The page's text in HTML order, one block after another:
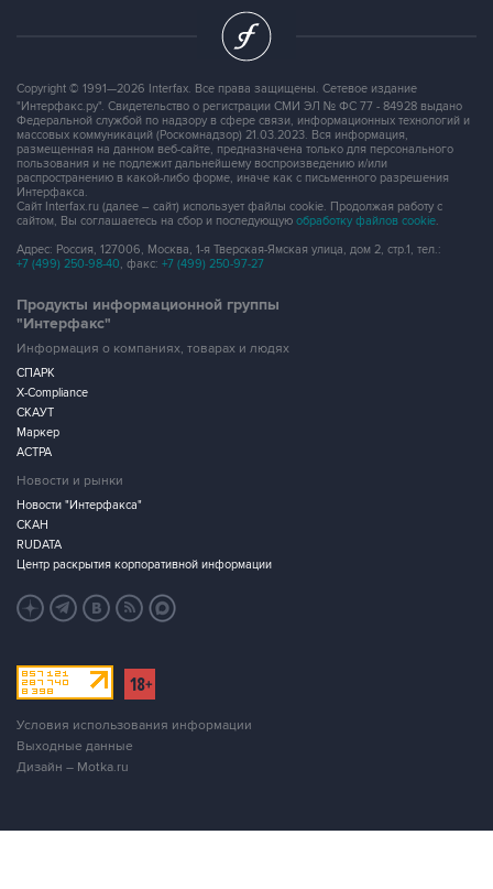
Copyright © 1991—2026 Interfax. Все права защищены. Сетевое издание
"Интерфакс.ру". Свидетельство о регистрации СМИ ЭЛ № ФС 77 - 84928 выдано
Федеральной службой по надзору в сфере связи, информационных технологий и
массовых коммуникаций (Роскомнадзор) 21.03.2023. Вся информация,
размещенная на данном веб-сайте, предназначена только для персонального
пользования и не подлежит дальнейшему воспроизведению и/или
распространению в какой-либо форме, иначе как с письменного разрешения
Интерфакса.
Сайт Interfax.ru (далее – сайт) использует файлы cookie. Продолжая работу с
сайтом, Вы соглашаетесь на сбор и последующую обработку файлов cookie.
Адрес: Россия, 127006, Москва, 1-я Тверская-Ямская улица, дом 2, стр.1, тел.:
+7 (499) 250-98-40, факс: +7 (499) 250-97-27
Продукты информационной группы
"Интерфакс"
Информация о компаниях, товарах и людях
СПАРК
X-Compliance
СКАУТ
Маркер
АСТРА
Новости и рынки
Новости "Интерфакса"
СКАН
RUDATA
Центр раскрытия корпоративной информации
Условия использования информации
Выходные данные
Дизайн – Motka.ru